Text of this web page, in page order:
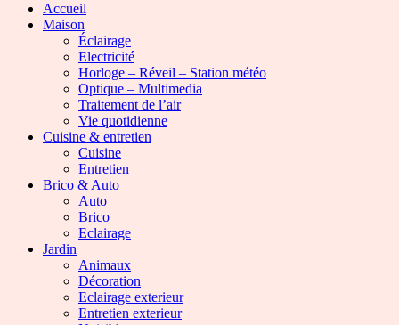
Accueil
Maison
Éclairage
Electricité
Horloge – Réveil – Station météo
Optique – Multimedia
Traitement de l’air
Vie quotidienne
Cuisine & entretien
Cuisine
Entretien
Brico & Auto
Auto
Brico
Eclairage
Jardin
Animaux
Décoration
Eclairage exterieur
Entretien exterieur